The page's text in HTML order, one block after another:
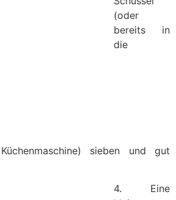
(oder
bereits in
die
sieben und gut
4. Eine